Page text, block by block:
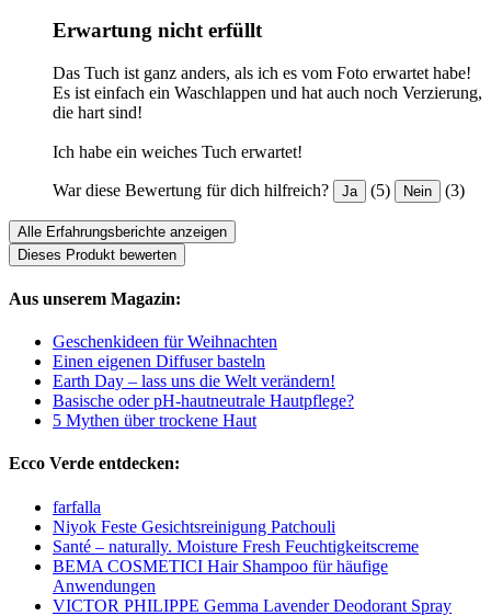
Erwartung nicht erfüllt
Das Tuch ist ganz anders, als ich es vom Foto erwartet habe!
Es ist einfach ein Waschlappen und hat auch noch Verzierung,
die hart sind!
Ich habe ein weiches Tuch erwartet!
War diese Bewertung für dich hilfreich? Ja (5) Nein (3)
Alle Erfahrungsberichte anzeigen
Dieses Produkt bewerten
Aus unserem Magazin:
Geschenkideen für Weihnachten
Einen eigenen Diffuser basteln
Earth Day – lass uns die Welt verändern!
Basische oder pH-hautneutrale Hautpflege?
5 Mythen über trockene Haut
Ecco Verde entdecken:
farfalla
Niyok Feste Gesichtsreinigung Patchouli
Santé – naturally. Moisture Fresh Feuchtigkeitscreme
BEMA COSMETICI Hair Shampoo für häufige
Anwendungen
VICTOR PHILIPPE Gemma Lavender Deodorant Spray